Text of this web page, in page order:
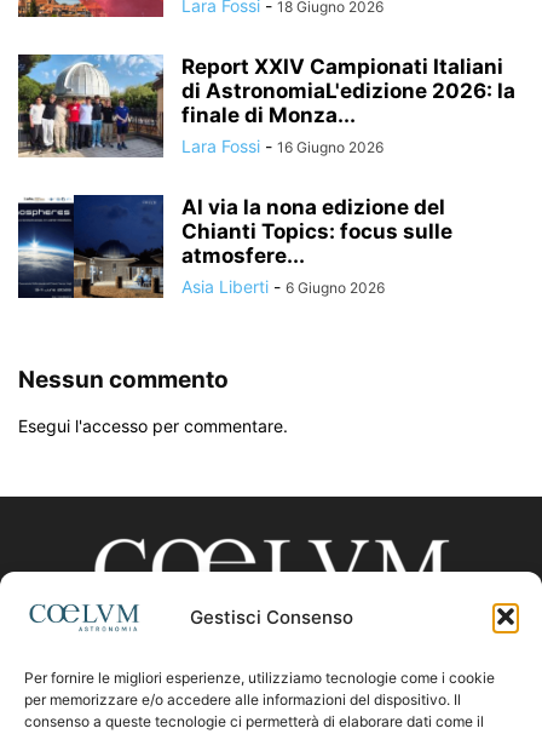
Gestisci Consenso
Per fornire le migliori esperienze, utilizziamo tecnologie come i cookie
per memorizzare e/o accedere alle informazioni del dispositivo. Il
consenso a queste tecnologie ci permetterà di elaborare dati come il
Lara Fossi - 18 Giugno 2026
Report XXIV Campionati Italiani
di AstronomiaL'edizione 2026: la
finale di Monza...
Lara Fossi - 16 Giugno 2026
Al via la nona edizione del
Chianti Topics: focus sulle
atmosfere...
Asia Liberti - 6 Giugno 2026
Nessun commento
Esegui l'accesso per commentare.
CHI SIAMO